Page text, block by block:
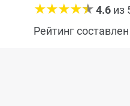
4.6 из
Рейтинг